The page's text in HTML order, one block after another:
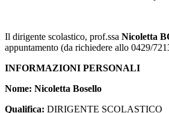
Il dirigente scolastico, prof.ssa Nicoletta
appuntamento (da richiedere allo 0429/
INFORMAZIONI PERSONALI
Nome: Nicoletta Bosello
Qualifica: DIRIGENTE SCOLASTICO